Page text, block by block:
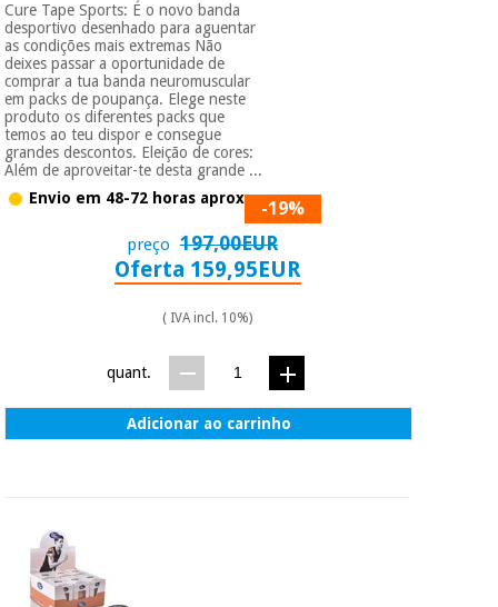
Cure Tape Sports: É o novo banda
desportivo desenhado para aguentar
as condições mais extremas Não
deixes passar a oportunidade de
comprar a tua banda neuromuscular
em packs de poupança. Elege neste
produto os diferentes packs que
temos ao teu dispor e consegue
grandes descontos. Eleição de cores:
Além de aproveitar-te desta grande ...
Envio em 48-72 horas aprox.
-19%
preço 197,00EUR
Oferta 159,95EUR
( IVA incl. 10%)
quant.
Adicionar ao carrinho